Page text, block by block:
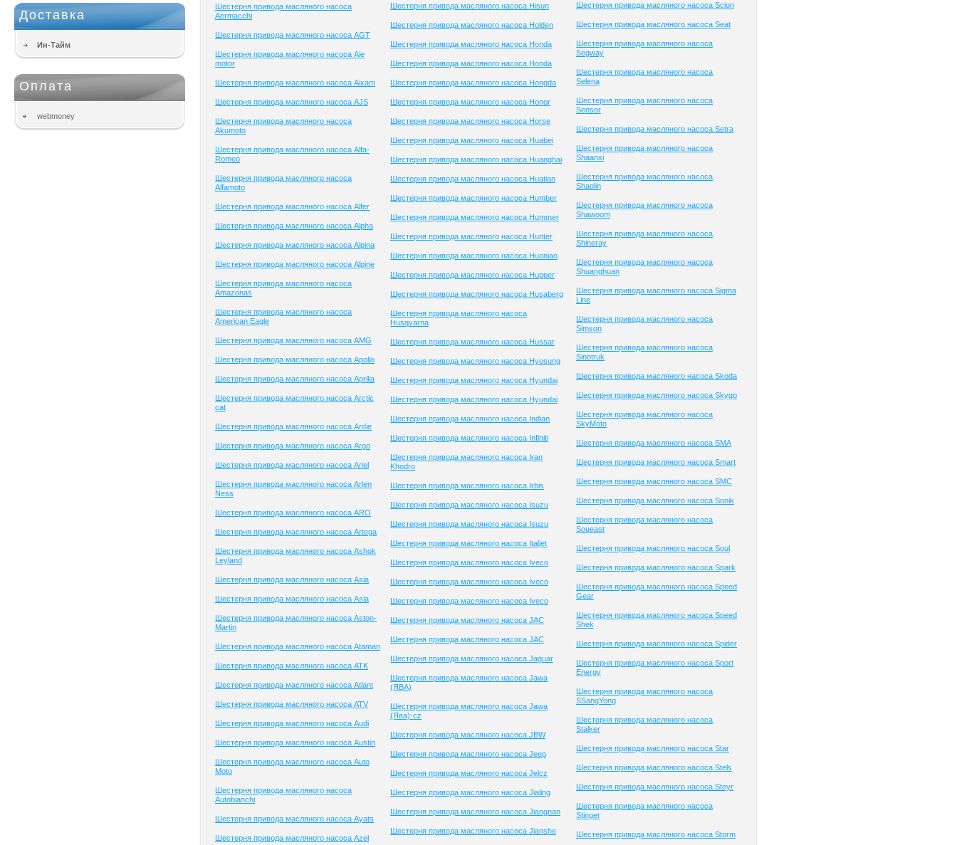
Доставка
Ин-Тайм
Оплата
webmoney
Шестерня привода масляного насоса
Aermacchi
Шестерня привода масляного насоса AGT
Шестерня привода масляного насоса Aie
motor
Шестерня привода масляного насоса Aixam
Шестерня привода масляного насоса AJS
Шестерня привода масляного насоса
Akumoto
Шестерня привода масляного насоса Alfa-
Romeo
Шестерня привода масляного насоса
Alfamoto
Шестерня привода масляного насоса Alfer
Шестерня привода масляного насоса Alpha
Шестерня привода масляного насоса Alpina
Шестерня привода масляного насоса Alpine
Шестерня привода масляного насоса
Amazonas
Шестерня привода масляного насоса
American Eagle
Шестерня привода масляного насоса AMG
Шестерня привода масляного насоса Apollo
Шестерня привода масляного насоса Aprilia
Шестерня привода масляного насоса Arctic
cat
Шестерня привода масляного насоса Ardie
Шестерня привода масляного насоса Argo
Шестерня привода масляного насоса Ariel
Шестерня привода масляного насоса Arlen
Ness
Шестерня привода масляного насоса ARO
Шестерня привода масляного насоса Artega
Шестерня привода масляного насоса Ashok
Leyland
Шестерня привода масляного насоса Asia
Шестерня привода масляного насоса Asia
Шестерня привода масляного насоса Aston-
Martin
Шестерня привода масляного насоса Ataman
Шестерня привода масляного насоса ATK
Шестерня привода масляного насоса Atlant
Шестерня привода масляного насоса ATV
Шестерня привода масляного насоса Audi
Шестерня привода масляного насоса Austin
Шестерня привода масляного насоса Auto
Moto
Шестерня привода масляного насоса
Autobianchi
Шестерня привода масляного насоса Ayats
Шестерня привода масляного насоса Azel
Шестерня привода масляного насоса Hisun
Шестерня привода масляного насоса Holden
Шестерня привода масляного насоса Honda
Шестерня привода масляного насоса Honda
Шестерня привода масляного насоса Hongda
Шестерня привода масляного насоса Honor
Шестерня привода масляного насоса Horse
Шестерня привода масляного насоса Huabei
Шестерня привода масляного насоса Huanghai
Шестерня привода масляного насоса Huatian
Шестерня привода масляного насоса Humber
Шестерня привода масляного насоса Hummer
Шестерня привода масляного насоса Hunter
Шестерня привода масляного насоса Huoniao
Шестерня привода масляного насоса Hupper
Шестерня привода масляного насоса Husaberg
Шестерня привода масляного насоса
Husqvarna
Шестерня привода масляного насоса Hussar
Шестерня привода масляного насоса Hyosung
Шестерня привода масляного насоса Hyundai
Шестерня привода масляного насоса Hyundai
Шестерня привода масляного насоса Indian
Шестерня привода масляного насоса Infiniti
Шестерня привода масляного насоса Iran
Khodro
Шестерня привода масляного насоса Irbis
Шестерня привода масляного насоса Isuzu
Шестерня привода масляного насоса Isuzu
Шестерня привода масляного насоса Italjet
Шестерня привода масляного насоса Iveco
Шестерня привода масляного насоса Iveco
Шестерня привода масляного насоса Iveco
Шестерня привода масляного насоса JAC
Шестерня привода масляного насоса JAC
Шестерня привода масляного насоса Jaguar
Шестерня привода масляного насоса Jawa
(ЯВА)
Шестерня привода масляного насоса Jawa
(Ява)-cz
Шестерня привода масляного насоса JBW
Шестерня привода масляного насоса Jeep
Шестерня привода масляного насоса Jelcz
Шестерня привода масляного насоса Jialing
Шестерня привода масляного насоса Jiangnan
Шестерня привода масляного насоса Jianshe
Шестерня привода масляного насоса Scion
Шестерня привода масляного насоса Seat
Шестерня привода масляного насоса
Segway
Шестерня привода масляного насоса
Selena
Шестерня привода масляного насоса
Sensor
Шестерня привода масляного насоса Setra
Шестерня привода масляного насоса
Shaanxi
Шестерня привода масляного насоса
Shaolin
Шестерня привода масляного насоса
Shawoom
Шестерня привода масляного насоса
Shineray
Шестерня привода масляного насоса
Shuanghuan
Шестерня привода масляного насоса Sigma
Line
Шестерня привода масляного насоса
Simson
Шестерня привода масляного насоса
Sinotruk
Шестерня привода масляного насоса Skoda
Шестерня привода масляного насоса Skygo
Шестерня привода масляного насоса
SkyMoto
Шестерня привода масляного насоса SMA
Шестерня привода масляного насоса Smart
Шестерня привода масляного насоса SMC
Шестерня привода масляного насоса Sonik
Шестерня привода масляного насоса
Soueast
Шестерня привода масляного насоса Soul
Шестерня привода масляного насоса Spark
Шестерня привода масляного насоса Speed
Gear
Шестерня привода масляного насоса Speed
Shek
Шестерня привода масляного насоса Spider
Шестерня привода масляного насоса Sport
Energy
Шестерня привода масляного насоса
SSangYong
Шестерня привода масляного насоса
Stalker
Шестерня привода масляного насоса Star
Шестерня привода масляного насоса Stels
Шестерня привода масляного насоса Steyr
Шестерня привода масляного насоса
Stinger
Шестерня привода масляного насоса Storm